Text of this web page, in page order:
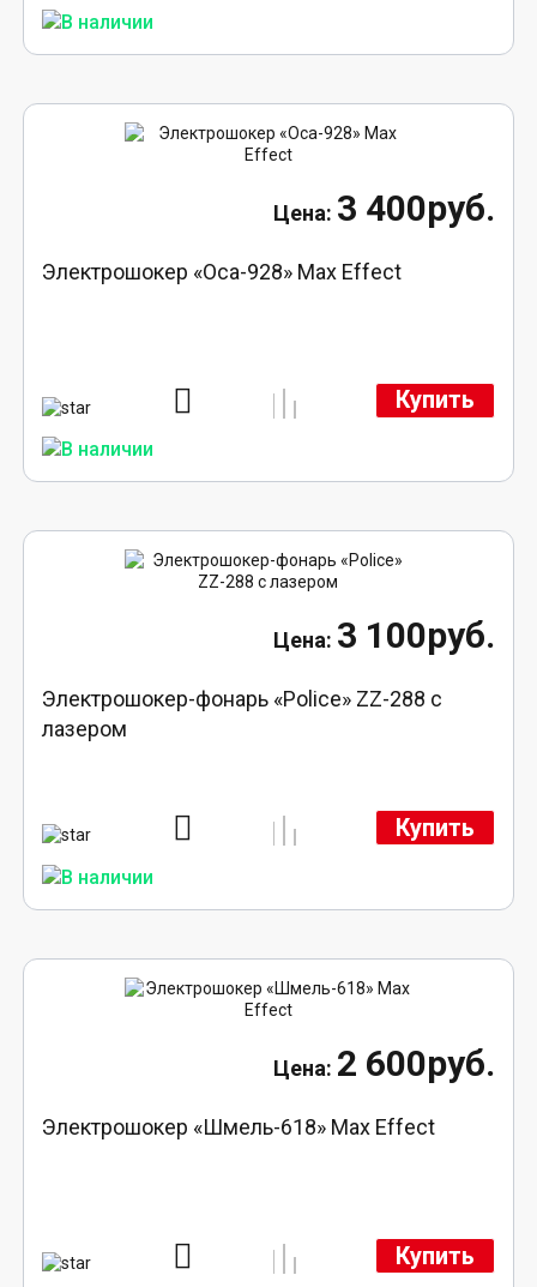
3 400руб.
Электрошокер «Оса-928» Max Effect
Купить
3 100руб.
Электрошокер-фонарь «Police» ZZ-288 с
лазером
Купить
2 600руб.
Электрошокер «Шмель-618» Max Effect
Купить